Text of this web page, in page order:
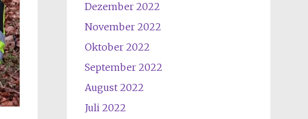
Dezember 2022
November 2022
Oktober 2022
September 2022
August 2022
Juli 2022